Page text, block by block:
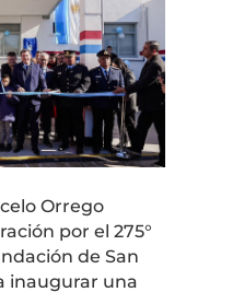
Orrego
por el 275°
de San
inaugurar una